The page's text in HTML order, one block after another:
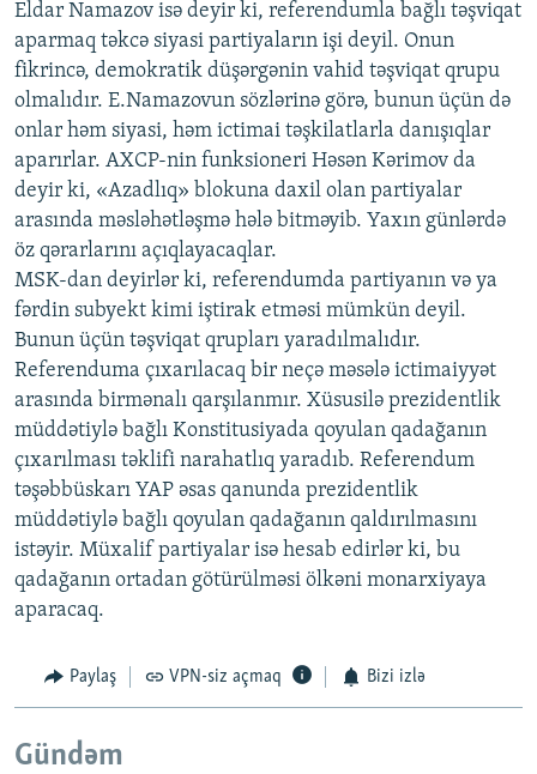
Eldar Namazov isə deyir ki, referendumla bağlı təşviqat
aparmaq təkcə siyasi partiyaların işi deyil. Onun
fikrincə, demokratik düşərgənin vahid təşviqat qrupu
olmalıdır. E.Namazovun sözlərinə görə, bunun üçün də
onlar həm siyasi, həm ictimai təşkilatlarla danışıqlar
aparırlar. AXCP-nin funksioneri Həsən Kərimov da
deyir ki, «Azadlıq» blokuna daxil olan partiyalar
arasında məsləhətləşmə hələ bitməyib. Yaxın günlərdə
öz qərarlarını açıqlayacaqlar.
MSK-dan deyirlər ki, referendumda partiyanın və ya
fərdin subyekt kimi iştirak etməsi mümkün deyil.
Bunun üçün təşviqat qrupları yaradılmalıdır.
Referenduma çıxarılacaq bir neçə məsələ ictimaiyyət
arasında birmənalı qarşılanmır. Xüsusilə prezidentlik
müddətiylə bağlı Konstitusiyada qoyulan qadağanın
çıxarılması təklifi narahatlıq yaradıb. Referendum
təşəbbüskarı YAP əsas qanunda prezidentlik
müddətiylə bağlı qoyulan qadağanın qaldırılmasını
istəyir. Müxalif partiyalar isə hesab edirlər ki, bu
qadağanın ortadan götürülməsi ölkəni monarxiyaya
aparacaq.
Paylaş VPN-siz açmaq Bizi izlə
Gündəm